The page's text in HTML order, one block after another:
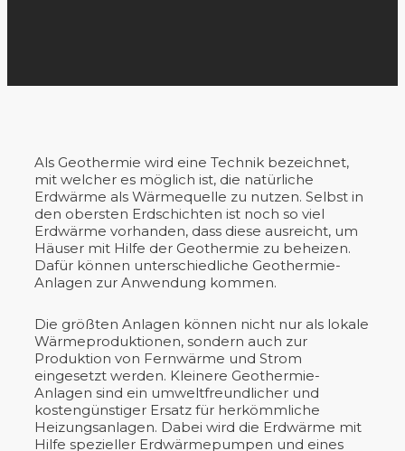
Als Geothermie wird eine Technik bezeichnet,
mit welcher es möglich ist, die natürliche
Erdwärme als Wärmequelle zu nutzen. Selbst in
den obersten Erdschichten ist noch so viel
Erdwärme vorhanden, dass diese ausreicht, um
Häuser mit Hilfe der Geothermie zu beheizen.
Dafür können unterschiedliche Geothermie-
Anlagen zur Anwendung kommen.
Die größten Anlagen können nicht nur als lokale
Wärmeproduktionen, sondern auch zur
Produktion von Fernwärme und Strom
eingesetzt werden. Kleinere Geothermie-
Anlagen sind ein umweltfreundlicher und
kostengünstiger Ersatz für herkömmliche
Heizungsanlagen. Dabei wird die Erdwärme mit
Hilfe spezieller Erdwärmepumpen und eines